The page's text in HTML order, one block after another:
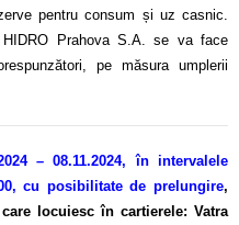
pentru consum și uz casnic.
HIDRO Prahova S.A. se va face
pe măsura umplerii
– 08.11.2024, în intervalele
cu posibilitate de prelungire,
locuiesc în cartierele: Vatra